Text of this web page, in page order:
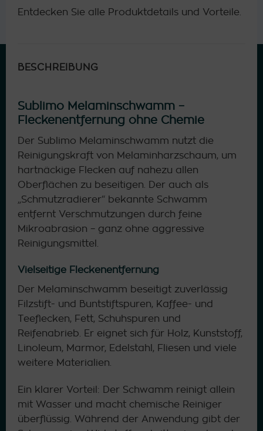
Entdecken Sie alle Produktdetails und Vorteile.
BESCHREIBUNG
Sublimo Melaminschwamm –
Fleckenentfernung ohne Chemie
Der Sublimo Melaminschwamm nutzt die
Reinigungskraft von Melaminharzschaum, um
hartnäckige Flecken auf nahezu allen
Oberflächen zu beseitigen. Der auch als
„Schmutzradierer“ bekannte Schwamm
entfernt Verschmutzungen durch feine
Mikroabrasion – ganz ohne aggressive
Reinigungsmittel.
Vielseitige Fleckenentfernung
Der Melaminschwamm beseitigt zuverlässig
Filzstift- und Buntstiftspuren, Kaffee- und
Teeflecken, Fett, Schuhspuren und
Reifenabrieb. Er eignet sich für Holz, Kunststoff,
Linoleum, Marmor, Edelstahl, Fliesen und viele
weitere Materialien.
Ein klarer Vorteil: Der Schwamm reinigt allein
mit Wasser und macht chemische Reiniger
überflüssig. Während der Anwendung gibt der